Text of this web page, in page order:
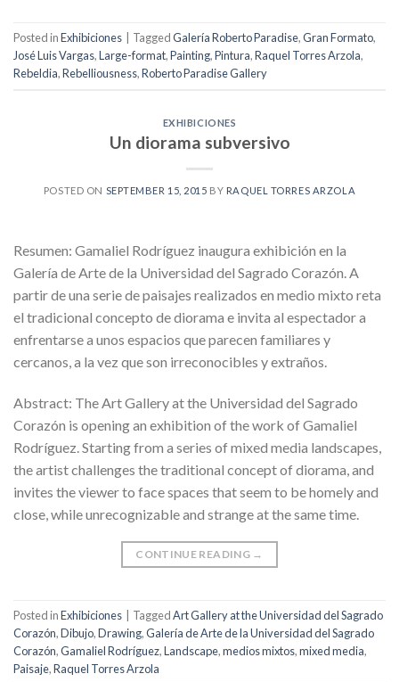
Posted inExhibiciones TaggedGalería Roberto Paradise,Gran Formato,
José Luis Vargas,Large-format,Painting,Pintura,Raquel Torres Arzola,
Rebeldia,Rebelliousness,Roberto Paradise Gallery
EXHIBICIONES
Un diorama subversivo
POSTED ON SEPTEMBER 15, 2015 BY RAQUEL TORRES ARZOLA
Resumen: Gamaliel Rodríguez inaugura exhibición en la
Galería de Arte de la Universidad del Sagrado Corazón. A
partir de una serie de paisajes realizados en medio mixto reta
el tradicional concepto de diorama e invita al espectador a
enfrentarse a unos espacios que parecen familiares y
cercanos, a la vez que son irreconocibles y extraños.
Abstract: The Art Gallery at the Universidad del Sagrado
Corazón is opening an exhibition of the work of Gamaliel
Rodríguez. Starting from a series of mixed media landscapes,
the artist challenges the traditional concept of diorama, and
invites the viewer to face spaces that seem to be homely and
close, while unrecognizable and strange at the same time.
CONTINUE READING →
Posted inExhibiciones TaggedArt Gallery at the Universidad del Sagrado
Corazón,Dibujo,Drawing,Galería de Arte de la Universidad del Sagrado
Corazón,Gamaliel Rodríguez,Landscape,medios mixtos,mixed media,
Paisaje,Raquel Torres Arzola